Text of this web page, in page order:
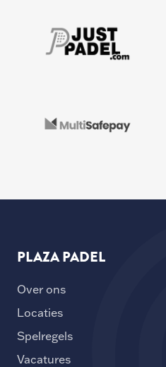
PLAZA PADEL
Over ons
Locaties
Spelregels
Vacatures